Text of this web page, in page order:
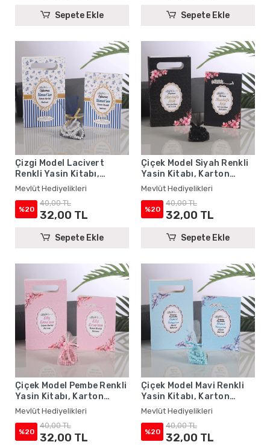
Sepete Ekle Sepete Ekle
Çizgi Model Lacivert
Renkli Yasin Kitabı,
Karton Çanta ve Tesbih -
Mevlüt Hediyelikleri
Mevlüt Hediyelikleri
%20
40,00 TL
32,00 TL
Sepete Ekle
Çiçek Model Siyah Renkli
Yasin Kitabı, Karton
Çanta ve Tesbih - Mevlüt
Hediyelikleri
Mevlüt Hediyelikleri
%20
40,00 TL
32,00 TL
Sepete Ekle
Çiçek Model Pembe Renkli
Yasin Kitabı, Karton
Çanta ve Tesbih - Mevlüt
Hediyelikleri
Mevlüt Hediyelikleri
%20
40,00 TL
32,00 TL
Çiçek Model Mavi Renkli
Yasin Kitabı, Karton
Çanta ve Tesbih - Mevlüt
Hediyelikleri
Mevlüt Hediyelikleri
%20
40,00 TL
32,00 TL